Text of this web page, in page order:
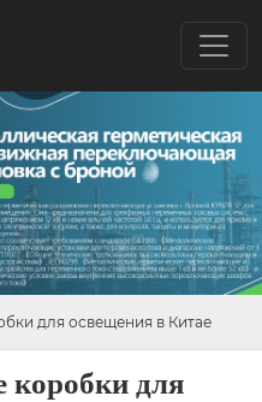
для освещения в Китае
коробки для